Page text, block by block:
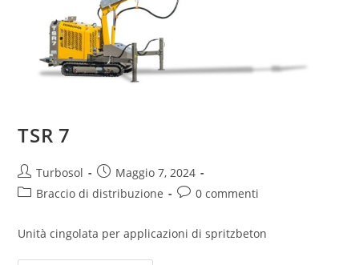
TSR 7
Turbosol
Maggio 7, 2024
Braccio di distribuzione
0 commenti
Unità cingolata per applicazioni di spritzbeton